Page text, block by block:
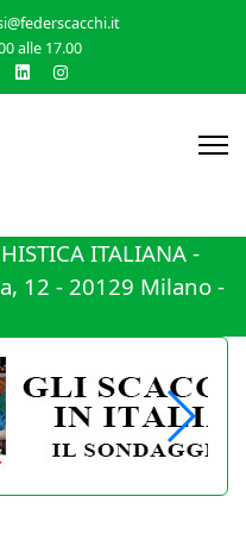
alle 17.00
ITALIANA -
12 - 20129 Milano -